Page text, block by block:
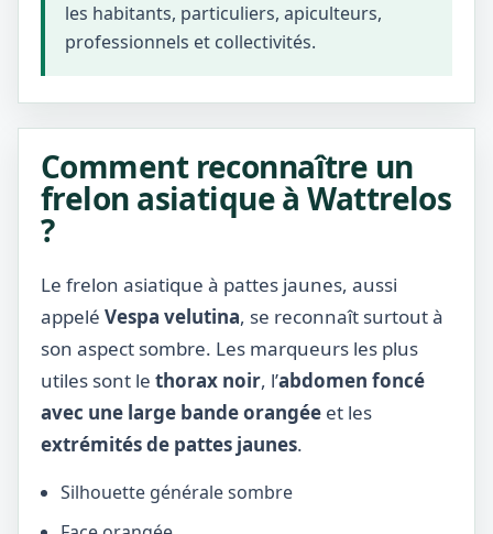
les habitants, particuliers, apiculteurs,
professionnels et collectivités.
Comment reconnaître un
frelon asiatique à Wattrelos
?
Le frelon asiatique à pattes jaunes, aussi
appelé Vespa velutina, se reconnaît surtout à
son aspect sombre. Les marqueurs les plus
utiles sont le thorax noir, l’abdomen foncé
avec une large bande orangée et les
extrémités de pattes jaunes.
Silhouette générale sombre